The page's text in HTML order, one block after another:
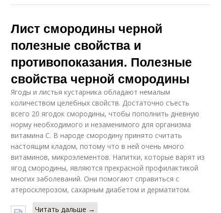
Лист смородины черной
полезные свойства и
противопоказания. Полезные
свойства черной смородины
Ягоды и листья кустарника обладают немалым
количеством целебных свойств. Достаточно съесть
всего 20 ягодок смородины, чтобы пополнить дневную
норму необходимого и незаменимого для организма
витамина С. В народе смородину принято считать
настоящим кладом, потому что в ней очень много
витаминов, микроэлементов. Напитки, которые варят из
ягод смородины, являются прекрасной профилактикой
многих заболеваний. Они помогают справиться с
атеросклерозом, сахарным диабетом и дерматитом.
Читать дальше →